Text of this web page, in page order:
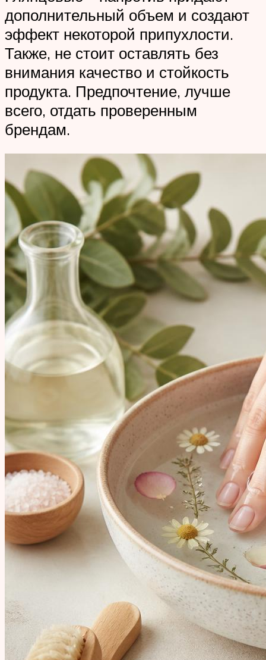
дополнительный объем и создают
эффект некоторой припухлости.
Также, не стоит оставлять без
внимания качество и стойкость
продукта. Предпочтение, лучше
всего, отдать проверенным
брендам.